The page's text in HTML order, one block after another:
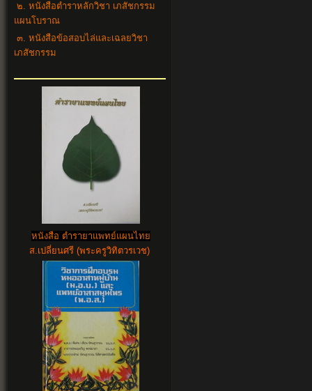
๒. หนังสือตำราหลักวิชา เภสัชกรรม
แผนโบราณ
๓. หนังสือข้อสอบไล่และเฉลยวิชา
เภสัชกรรม
หนังสือ ตำรายาแพทย์แผนไทย
ส.เปลี่ยนศรี (พระครูวิทิตวรเวช)